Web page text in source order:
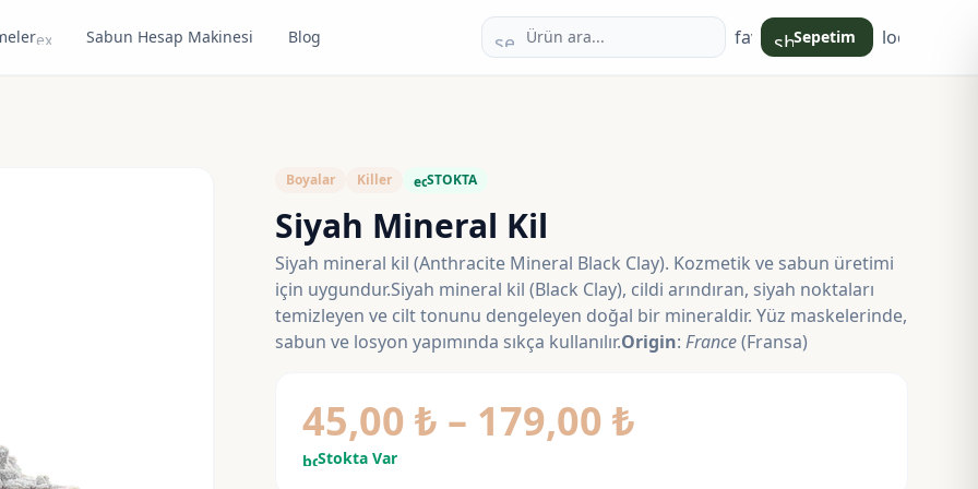
expand_moreSabun Hesap Makinesi Blog search favoriteshopping_bag
Sepetim login
Boyalar Killer ecoSTOKTA
Siyah Mineral Kil
Siyah mineral kil (Anthracite Mineral Black Clay). Kozmetik ve sabun üretimi
için uygundur.Siyah mineral kil (Black Clay), cildi arındıran, siyah noktaları
temizleyen ve cilt tonunu dengeleyen doğal bir mineraldir. Yüz maskelerinde,
sabun ve losyon yapımında sıkça kullanılır.Origin: France(Fransa)
45,00 ₺ – 179,00 ₺
boltStokta Var